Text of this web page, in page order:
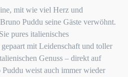
mit wie viel Herz und
Puddu seine Gäste verwöhnt.
pures italienisches
mit Leidenschaft und toller
Genuss – direkt auf
weist auch immer wieder